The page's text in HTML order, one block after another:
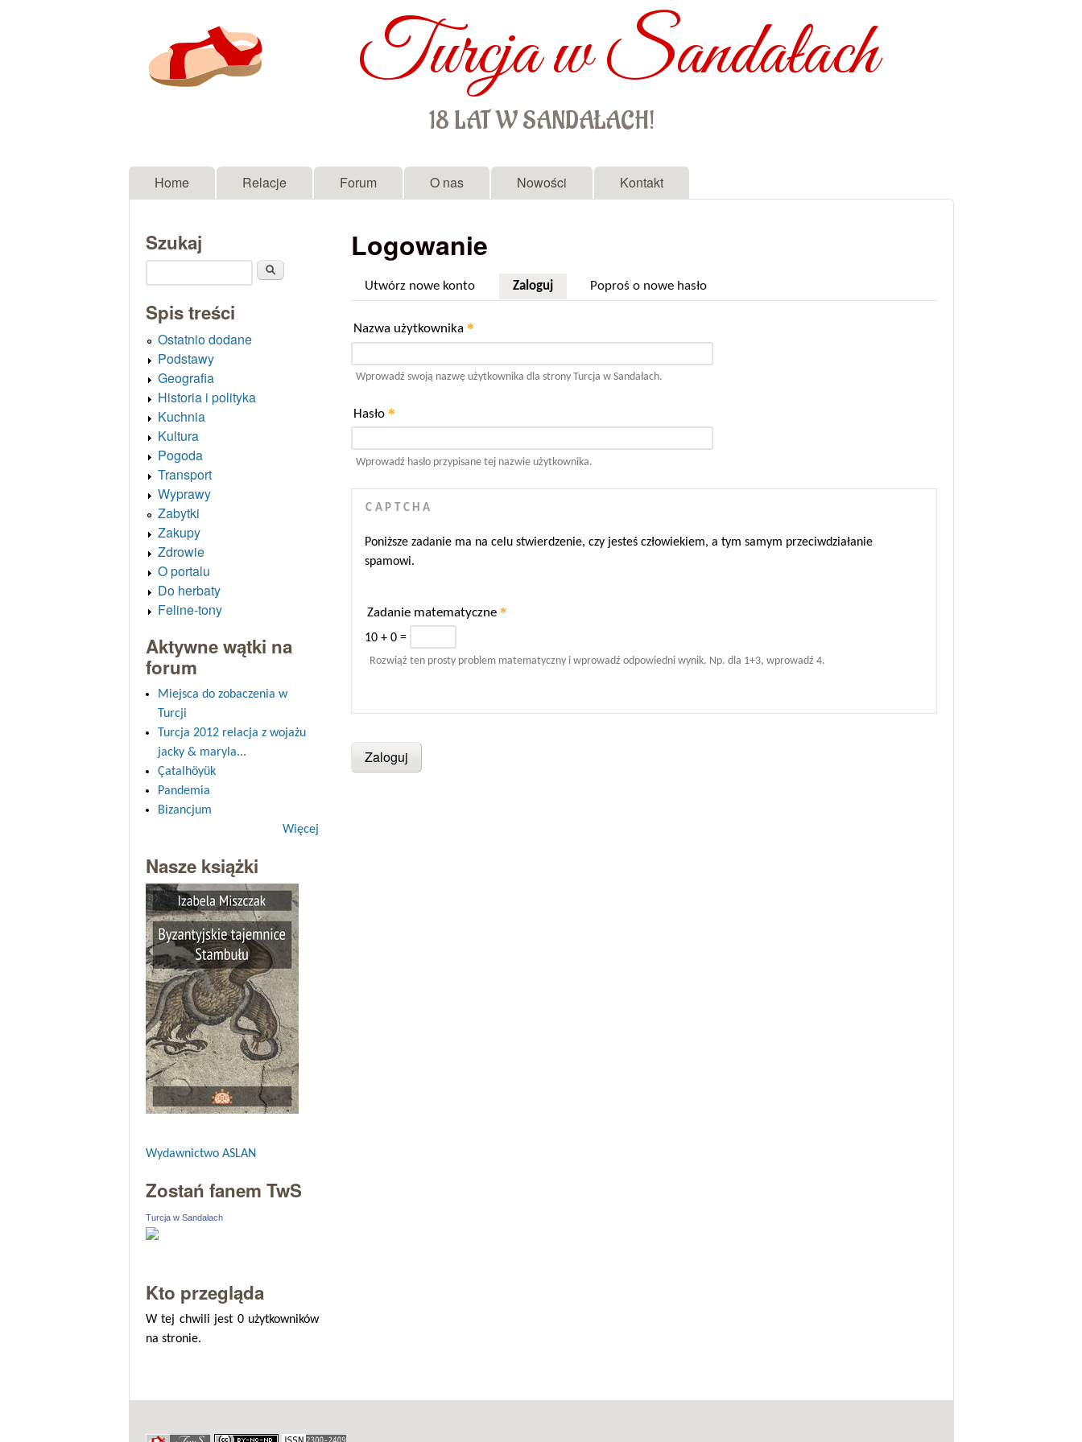
Turcja w Sandałach
18 LAT W SANDAŁACH!
Menu główne
Home Relacje Forum O nas Nowości Kontakt
Logowanie
Utwórz nowe konto Zaloguj(aktywna karta)
Poproś o nowe hasło
Nazwa użytkownika*
Wprowadź swoją nazwę użytkownika dla strony Turcja w Sandałach.
Hasło*
Wprowadź hasło przypisane tej nazwie użytkownika.
CAPTCHA
Poniższe zadanie ma na celu stwierdzenie, czy jesteś człowiekiem, a tym samym przeciwdziałanie
spamowi.
Zadanie matematyczne*
10 + 0 =
Rozwiąż ten prosty problem matematyczny i wprowadź odpowiedni wynik. Np. dla 1+3, wprowadź 4.
Szukaj
Spis treści
Ostatnio dodane
Podstawy
Geografia
Historia i polityka
Kuchnia
Kultura
Pogoda
Transport
Wyprawy
Zabytki
Zakupy
Zdrowie
O portalu
Do herbaty
Feline-tony
Aktywne wątki na
forum
Miejsca do zobaczenia w
Turcji
Turcja 2012 relacja z wojażu
jacky & maryla...
Çatalhöyük
Pandemia
Bizancjum
Więcej
Nasze książki
Wydawnictwo ASLAN
Zostań fanem TwS
Turcja w Sandałach
Kto przegląda
W tej chwili jest 0 użytkowników
na stronie.